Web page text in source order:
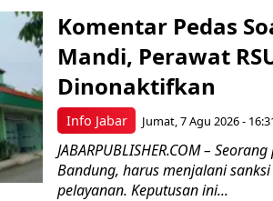
Info Jabar
Komentar Pedas
Mandi, Perawat
Dinonaktifkan
Jumat, 7 Agu 2026 -
JABARPUBLISHER.COM –
Bandung, harus menjalani
pelayanan. Keputusan ini...